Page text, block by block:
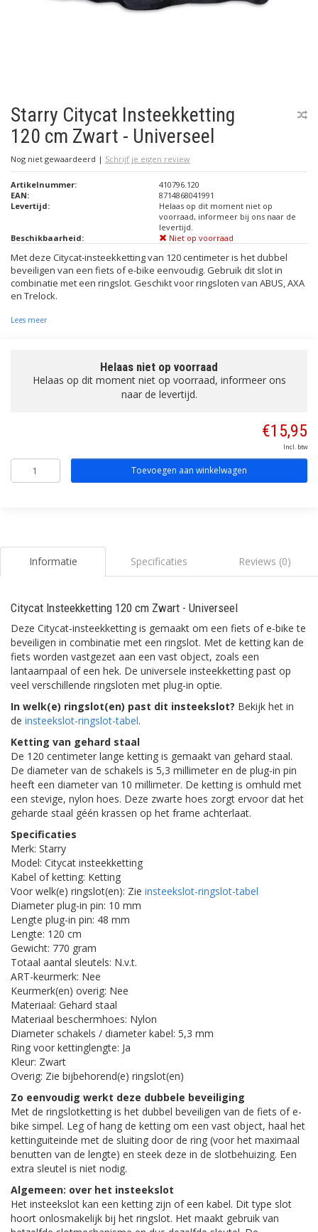
Starry Citycat Insteekketting
120 cm Zwart - Universeel
Nog niet gewaardeerd | Schrijf je eigen review
Artikelnummer:
410796.120
EAN:
8714868041991
Levertijd:
Helaas op dit moment niet op
voorraad, informeer bij ons naar de
levertijd.
Beschikbaarheid:
Niet op voorraad
Met deze Citycat-insteekketting van 120 centimeter is het dubbel
beveiligen van een fiets of e-bike eenvoudig. Gebruik dit slot in
combinatie met een ringslot. Geschikt voor ringsloten van ABUS, AXA
en Trelock.
Lees meer
Helaas niet op voorraad
Helaas op dit moment niet op voorraad, informeer ons
naar de levertijd.
€15,95
Incl. btw
Toevoegen aan winkelwagen
Informatie Specificaties Reviews (0)
Citycat Insteekketting 120 cm Zwart - Universeel
Deze Citycat-insteekketting is gemaakt om een fiets of e-bike te
beveiligen in combinatie met een ringslot. Met de ketting kan de
fiets worden vastgezet aan een vast object, zoals een
lantaarnpaal of een hek. De universele insteekketting past op
veel verschillende ringsloten met plug-in optie.
In welk(e) ringslot(en) past dit insteekslot? Bekijk het in
de insteekslot-ringslot-tabel.
Ketting van gehard staal
De 120 centimeter lange ketting is gemaakt van gehard staal.
De diameter van de schakels is 5,3 millimeter en de plug-in pin
heeft een diameter van 10 millimeter. De ketting is omhuld met
een stevige, nylon hoes. Deze zwarte hoes zorgt ervoor dat het
geharde staal géén krassen op het frame achterlaat.
Specificaties
Merk: Starry
Model: Citycat insteekketting
Kabel of ketting: Ketting
Voor welk(e) ringslot(en): Zie insteekslot-ringslot-tabel
Diameter plug-in pin: 10 mm
Lengte plug-in pin: 48 mm
Lengte: 120 cm
Gewicht: 770 gram
Totaal aantal sleutels: N.v.t.
ART-keurmerk: Nee
Keurmerk(en) overig: Nee
Materiaal: Gehard staal
Materiaal beschermhoes: Nylon
Diameter schakels / diameter kabel: 5,3 mm
Ring voor kettinglengte: Ja
Kleur: Zwart
Overig: Zie bijbehorend(e) ringslot(en)
Zo eenvoudig werkt deze dubbele beveiliging
Met de ringslotketting is het dubbel beveiligen van de fiets of e-
bike simpel. Leg of hang de ketting om een vast object, haal het
kettinguiteinde met de sluiting door de ring (voor het maximaal
benutten van de lengte) en steek deze in de slotbehuizing. Een
extra sleutel is niet nodig.
Algemeen: over het insteekslot
Het insteekslot kan een ketting zijn of een kabel. Dit type slot
hoort onlosmakelijk bij het ringslot. Het maakt gebruik van